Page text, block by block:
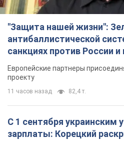
"Защита нашей жизни":
антибаллистической
санкциях против России
Видео
Европейские партнеры
проекту
11 часов назад 82,4 т.
С 1 сентября украинским
зарплаты: Корецкий